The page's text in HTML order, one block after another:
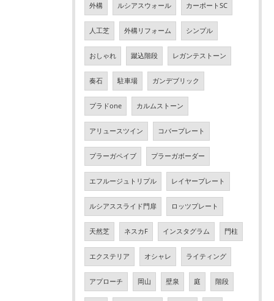
外構 ルシアスウォール カーポートSC
人工芝 外構リフォーム シンプル
おしゃれ 蹴込階段 レガンテストーン
奏石 駐車場 ガンデブリック
プラドone カルムストーン
アリュースツイン コバープレート
プラーガペイブ プラーガボーダー
エフルージュトリプル レイヤープレート
ルシアススライド門扉 ロッツプレート
天然芝 ネスカF インスタグラム 門柱
エクステリア オシャレ ライティング
アプローチ 岡山 壁泉 庭 階段